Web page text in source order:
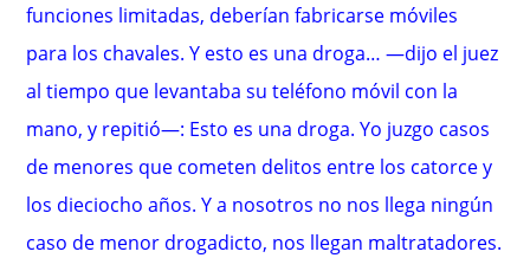
funciones limitadas, deberían fabricarse móviles
para los chavales. Y esto es una droga… —dijo el juez
al tiempo que levantaba su teléfono móvil con la
mano, y repitió—: Esto es una droga. Yo juzgo casos
de menores que cometen delitos entre los catorce y
los dieciocho años. Y a nosotros no nos llega ningún
caso de menor drogadicto, nos llegan maltratadores.